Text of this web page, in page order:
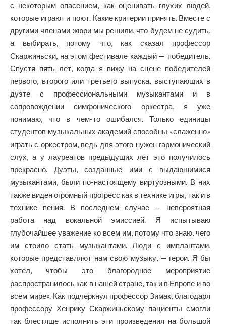
с некоторым опасением, как оценивать глухих людей,
которые играют и поют. Какие критерии принять. Вместе с
другими членами жюри мы решили, что будем не судить,
а выбирать, потому что, как сказал профессор
Скаржиньски, на этом фестивале каждый — победитель.
Спустя пять лет, когда я вижу на сцене победителей
первого, второго или третьего выпуска, выступающих в
дуэте с профессиональными музыкантами и в
сопровождении симфонического оркестра, я уже
понимаю, что в чем-то ошибался. Только единицы
студентов музыкальных академий способны «слаженно»
играть с оркестром, ведь для этого нужен гармонический
слух, а у лауреатов предыдущих лет это получилось
прекрасно. Дуэты, созданные ими с выдающимися
музыкантами, были по-настоящему виртуозными. В них
также виден огромный прогресс как в технике игры, так и в
технике пения. В последнем случае — невероятная
работа над вокальной эмиссией. Я испытываю
глубочайшее уважение ко всем им, потому что знаю, чего
им стоило стать музыкантами. Люди с имплантами,
которые представляют нам свою музыку, — герои. Я бы
хотел, чтобы это благородное мероприятие
распространилось как в нашей стране, так и в Европе и во
всем мире». Как подчеркнул профессор Зимак, благодаря
профессору Хенрику Скаржиньскому пациенты смогли
так блестяще исполнить эти произведения на большой